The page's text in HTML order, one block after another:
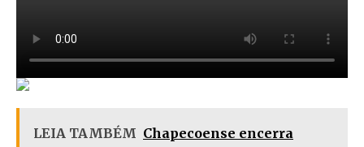
LEIA TAMBÉM Chapecoense encerra